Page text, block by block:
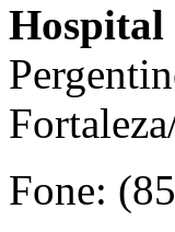
Hospital
Fone: